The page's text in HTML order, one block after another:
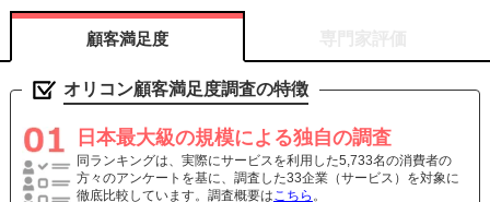
顧客満足度
オリコン顧客満足度調査の特徴
日本最大級の規模による独自の調査
同ランキングは、実際にサービスを利用した5,733名の消費者の
方々のアンケートを基に、調査した33企業（サービス）を対象に
徹底比較しています。調査概要はこちら 。